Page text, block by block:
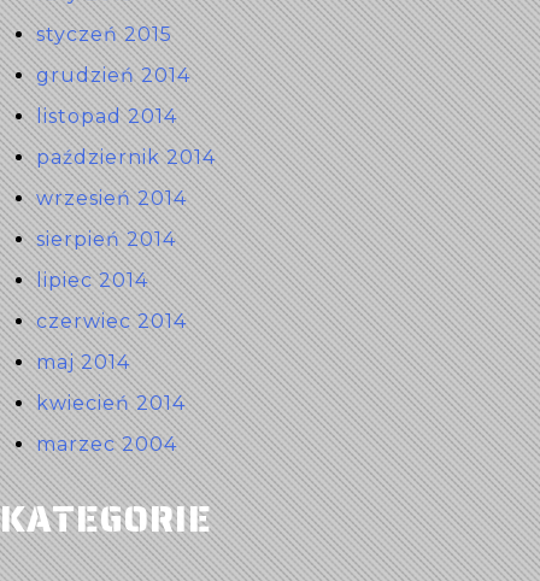
styczeń 2015
grudzień 2014
listopad 2014
październik 2014
wrzesień 2014
sierpień 2014
lipiec 2014
czerwiec 2014
maj 2014
kwiecień 2014
marzec 2004
KATEGORIE